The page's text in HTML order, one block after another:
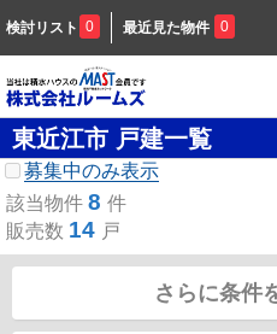
検討リスト 0 最近見た物件 0
東近江市 戸建一覧
募集中のみ表示
該当物件 8 件
販売数 14 戸
さらに条件